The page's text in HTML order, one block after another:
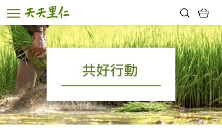
熱門搜尋：
親子活動
幸福節中獎名單
共好行動